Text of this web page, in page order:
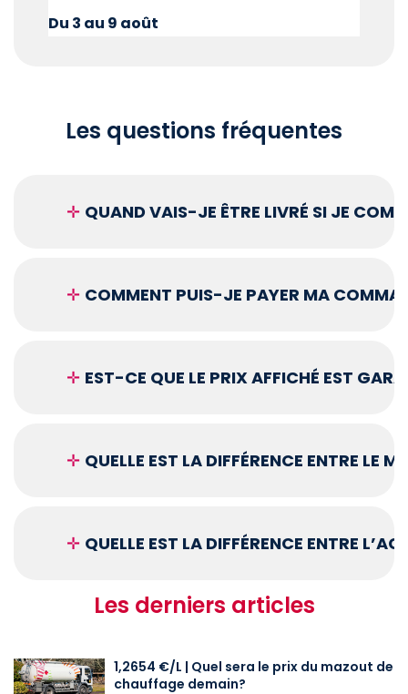
Du 3 au 9 août
Les questions fréquentes
✛ QUAND VAIS-JE ÊTRE LIVRÉ SI JE
✛ COMMENT PUIS-JE PAYER MA
✛ EST-CE QUE LE PRIX AFFICHÉ EST
✛ QUELLE EST LA DIFFÉRENCE ENTRE LE
✛ QUELLE EST LA DIFFÉRENCE ENTRE
Les derniers articles
1,2654 €/L | Quel sera le prix du mazout de
chauffage demain?